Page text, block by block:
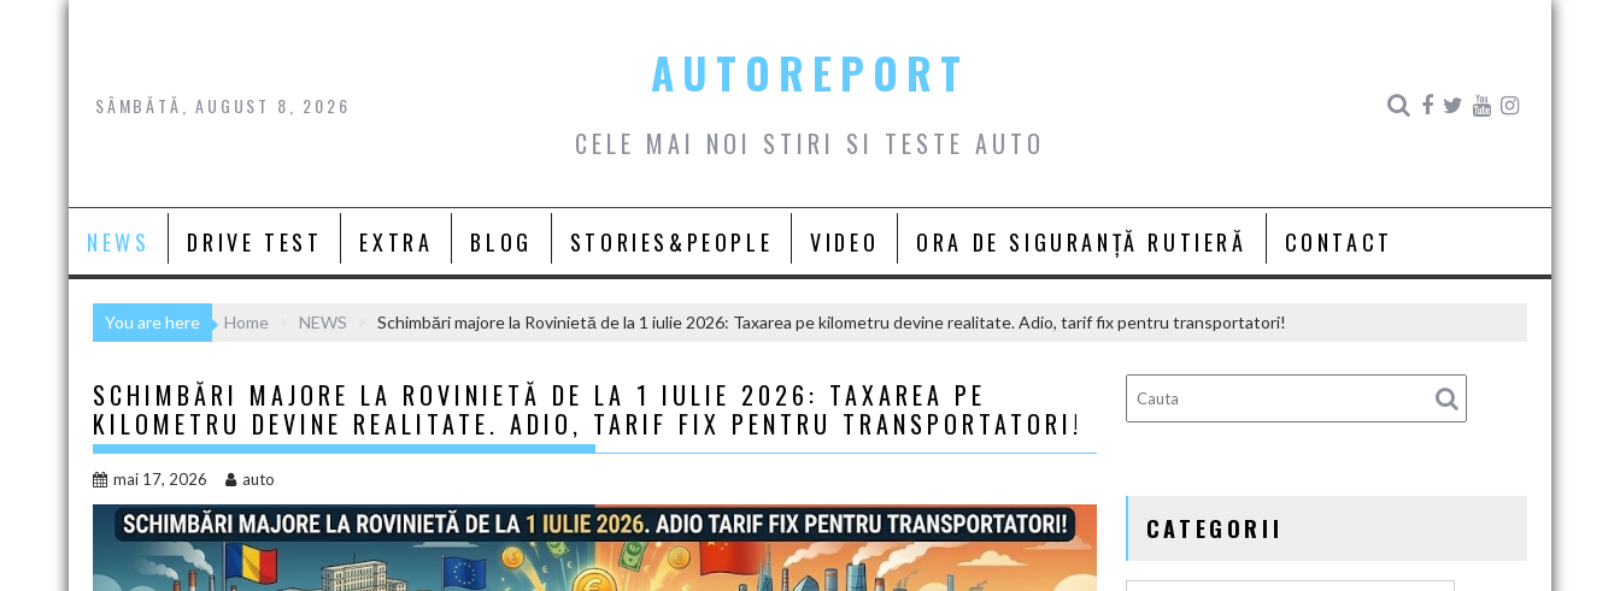
Skip
SÂMBĂTĂ, AUGUST 8, 2026
AUTOREPORT
CELE MAI NOI STIRI SI TESTE AUTO
NEWS DRIVE TEST EXTRA BLOG STORIES&PEOPLE VIDEO ORA DE SIGURANȚĂ RUTIERĂ CONTACT
You are here Home NEWS Schimbări majore la Rovinietă de la 1 iulie 2026: Taxarea pe kilometru devine realitate. Adio, tarif fix pentru transportatori!
SCHIMBĂRI MAJORE LA ROVINIETĂ DE LA 1 IULIE 2026: TAXAREA PE
KILOMETRU DEVINE REALITATE. ADIO, TARIF FIX PENTRU TRANSPORTATORI!
mai 17, 2026 auto
CATEGORII